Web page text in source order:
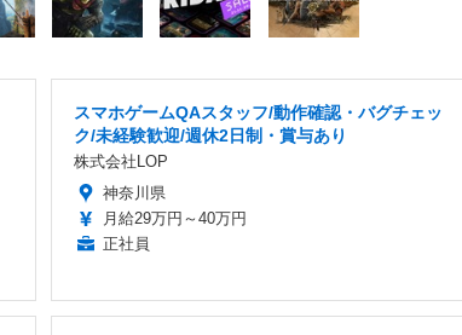
スマホゲームQAスタッフ/動作確認・バグチェッ
ク/未経験歓迎/週休2日制・賞与あり
株式会社LOP
神奈川県
月給29万円～40万円
正社員